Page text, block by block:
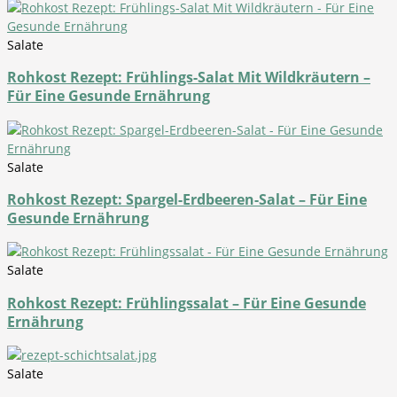
Salate
Rohkost Rezept: Frühlings-Salat Mit Wildkräutern –
Für Eine Gesunde Ernährung
Salate
Rohkost Rezept: Spargel-Erdbeeren-Salat – Für Eine
Gesunde Ernährung
Salate
Rohkost Rezept: Frühlingssalat – Für Eine Gesunde
Ernährung
Salate